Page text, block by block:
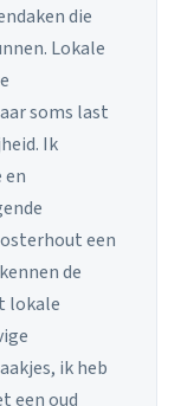
die
Lokale
soms last
Ik
en
een
de
lokale
ik heb
een oud